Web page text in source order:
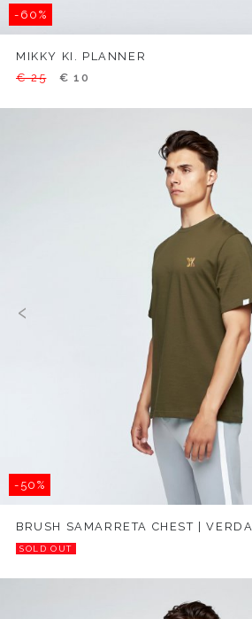
-60%
MIKKY KI. PLANNER
€ 25
€ 10
-50%
‹
BRUSH SAMARRETA CHEST | VERDA
SOLD OUT